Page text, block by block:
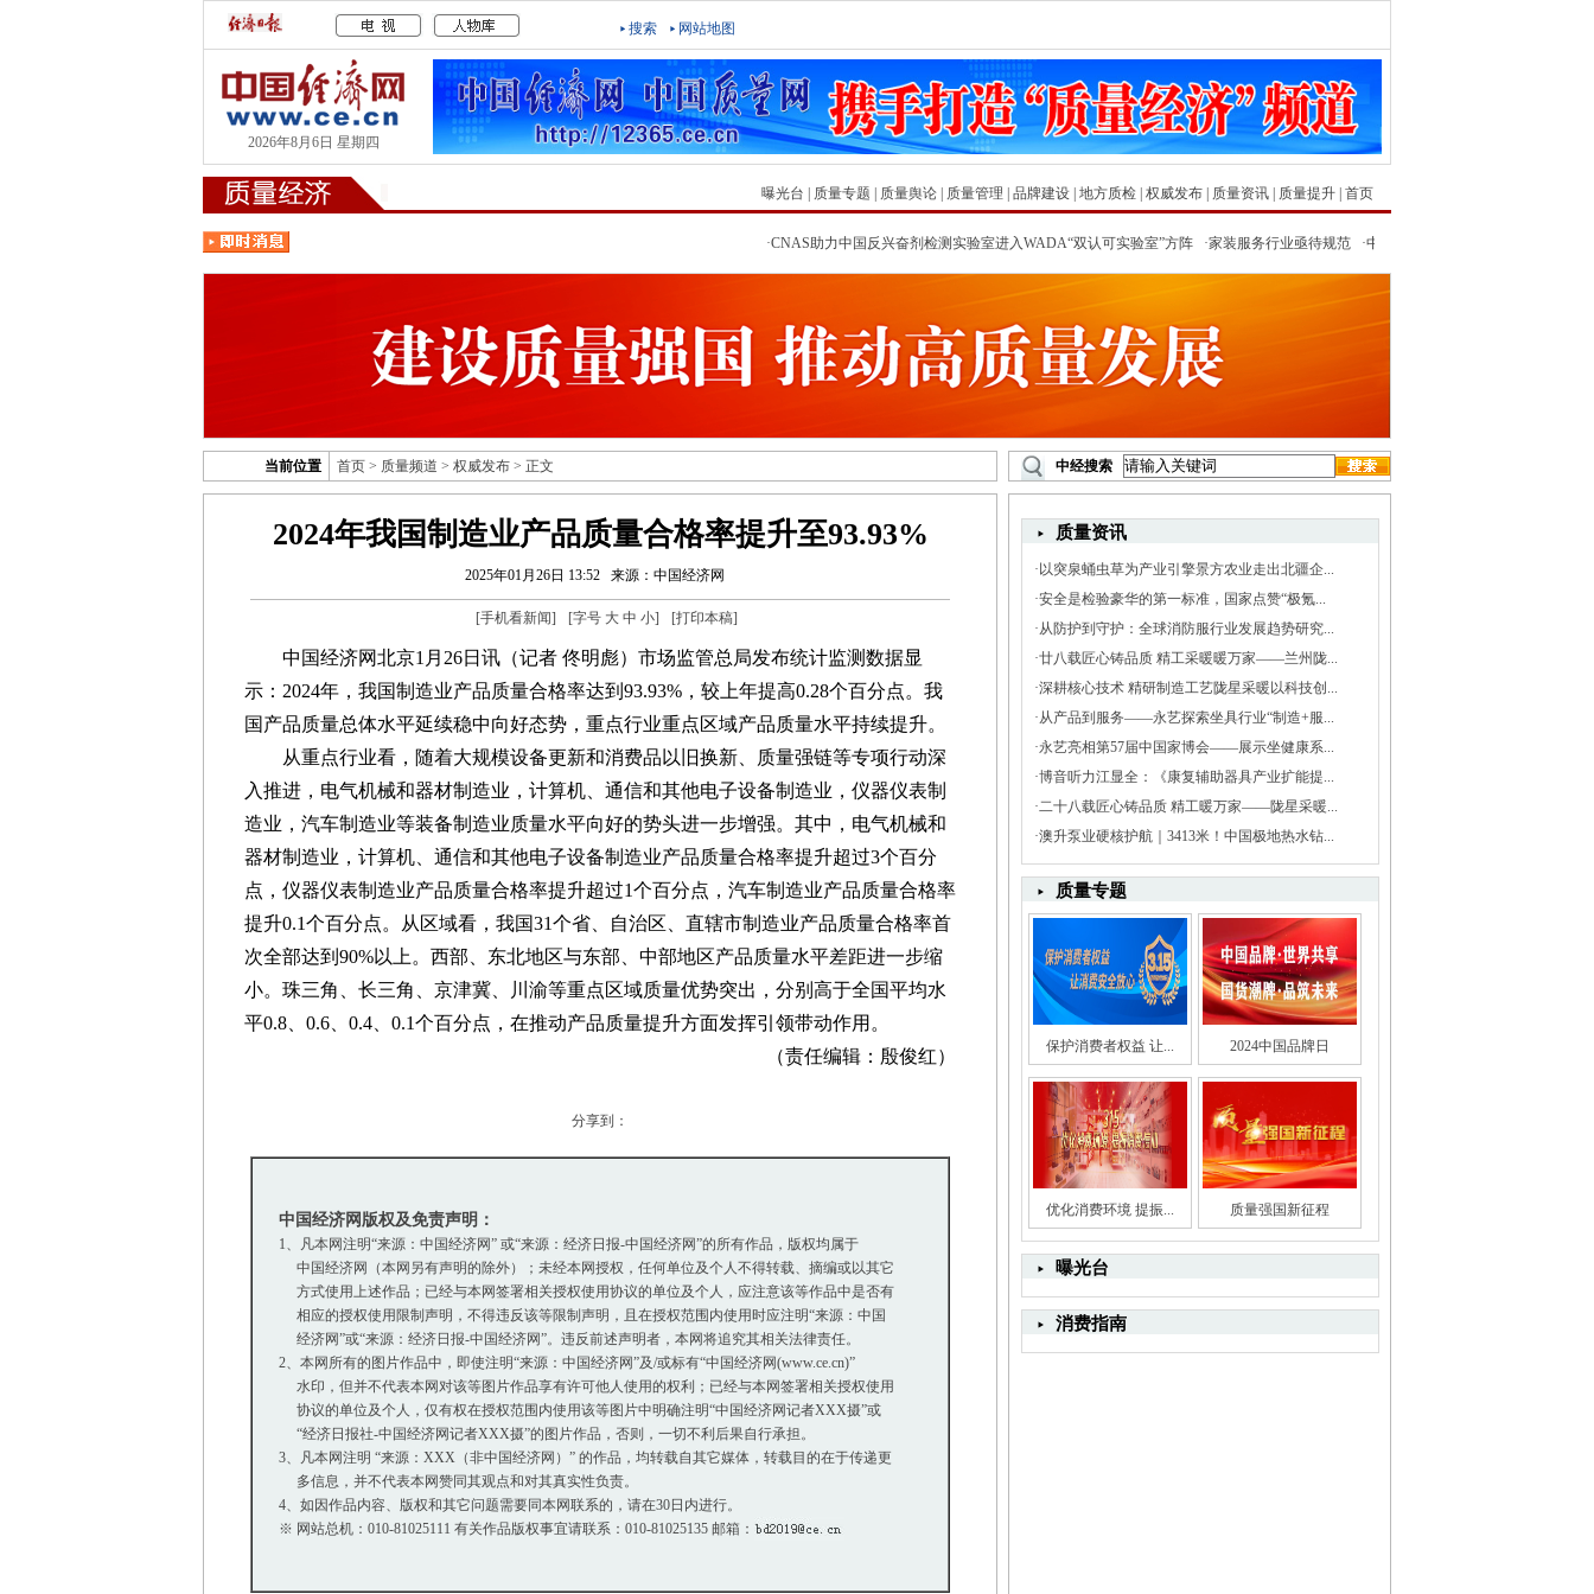
搜索 网站地图
2026年8月6日 星期四
曝光台 质量专题 质量舆论 质量管理 品牌建设 地方质检 权威发布 质量资讯 质量提升 首页
CNAS助力中国反兴奋剂检测实验室进入WADA“双认可实验室”方阵·家装服务行业亟待规范·中经评论：注册资本上万亿元的虚与实
当前位置 首页 > 质量频道 > 权威发布 > 正文 中经搜索
2024年我国制造业产品质量合格率提升至93.93%
2025年01月26日 13:52 来源：中国经济网
[手机看新闻] [字号 大 中 小] [打印本稿]
中国经济网北京1月26日讯（记者 佟明彪）市场监管总局发布统计监测数据显
示：2024年，我国制造业产品质量合格率达到93.93%，较上年提高0.28个百分点。我
国产品质量总体水平延续稳中向好态势，重点行业重点区域产品质量水平持续提升。
从重点行业看，随着大规模设备更新和消费品以旧换新、质量强链等专项行动深
入推进，电气机械和器材制造业，计算机、通信和其他电子设备制造业，仪器仪表制
造业，汽车制造业等装备制造业质量水平向好的势头进一步增强。其中，电气机械和
器材制造业，计算机、通信和其他电子设备制造业产品质量合格率提升超过3个百分
点，仪器仪表制造业产品质量合格率提升超过1个百分点，汽车制造业产品质量合格率
提升0.1个百分点。从区域看，我国31个省、自治区、直辖市制造业产品质量合格率首
次全部达到90%以上。西部、东北地区与东部、中部地区产品质量水平差距进一步缩
小。珠三角、长三角、京津冀、川渝等重点区域质量优势突出，分别高于全国平均水
平0.8、0.6、0.4、0.1个百分点，在推动产品质量提升方面发挥引领带动作用。
（责任编辑：殷俊红）
分享到：
中国经济网版权及免责声明：
1、凡本网注明“来源：中国经济网” 或“来源：经济日报-中国经济网”的所有作品，版权均属于
中国经济网（本网另有声明的除外）；未经本网授权，任何单位及个人不得转载、摘编或以其它
方式使用上述作品；已经与本网签署相关授权使用协议的单位及个人，应注意该等作品中是否有
相应的授权使用限制声明，不得违反该等限制声明，且在授权范围内使用时应注明“来源：中国
经济网”或“来源：经济日报-中国经济网”。违反前述声明者，本网将追究其相关法律责任。
2、本网所有的图片作品中，即使注明“来源：中国经济网”及/或标有“中国经济网(www.ce.cn)”
水印，但并不代表本网对该等图片作品享有许可他人使用的权利；已经与本网签署相关授权使用
协议的单位及个人，仅有权在授权范围内使用该等图片中明确注明“中国经济网记者XXX摄”或
“经济日报社-中国经济网记者XXX摄”的图片作品，否则，一切不利后果自行承担。
3、凡本网注明 “来源：XXX（非中国经济网）” 的作品，均转载自其它媒体，转载目的在于传递更
多信息，并不代表本网赞同其观点和对其真实性负责。
4、如因作品内容、版权和其它问题需要同本网联系的，请在30日内进行。
※ 网站总机：010-81025111 有关作品版权事宜请联系：010-81025135 邮箱：
质量资讯
· 以突泉蛹虫草为产业引擎景方农业走出北疆企...
·安全是检验豪华的第一标准，国家点赞“极氪...
·从防护到守护：全球消防服行业发展趋势研究...
·廿八载匠心铸品质 精工采暖暖万家——兰州陇...
·深耕核心技术 精研制造工艺陇星采暖以科技创...
·从产品到服务——永艺探索坐具行业“制造+服...
·永艺亮相第57届中国家博会——展示坐健康系...
·博音听力江显全：《康复辅助器具产业扩能提...
·二十八载匠心铸品质 精工暖万家——陇星采暖...
·澳升泵业硬核护航｜3413米！中国极地热水钻...
质量专题
保护消费者权益 让... 2024中国品牌日
优化消费环境 提振... 质量强国新征程
曝光台
消费指南